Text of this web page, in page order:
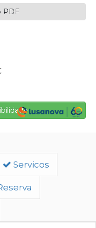
PDF
Servicos